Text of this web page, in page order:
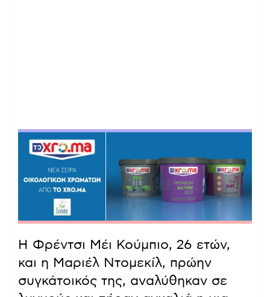
Η Φρέντσι Μέι Κούμπιο, 26 ετών,
και η Μαριέλ Ντομεκίλ, πρώην
συγκάτοικός της, αναλύθηκαν σε